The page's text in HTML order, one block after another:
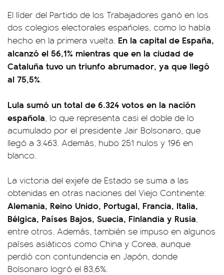
El líder del Partido de los Trabajadores ganó en los
dos colegios electorales españoles, como lo había
hecho en la primera vuelta. En la capital de España,
alcanzó el 56,1% mientras que en la ciudad de
Cataluña tuvo un triunfo abrumador, ya que llegó
al 75,5%.
Lula sumó un total de 6.324 votos en la nación
española, lo que representa casi el doble de lo
acumulado por el presidente Jair Bolsonaro, que
llegó a 3.463. Además, hubo 251 nulos y 196 en
blanco.
La victoria del exjefe de Estado se suma a las
obtenidas en otras naciones del Viejo Continente:
Alemania, Reino Unido, Portugal, Francia, Italia,
Bélgica, Países Bajos, Suecia, Finlandia y Rusia,
entre otros. Además, también se impuso en algunos
países asiáticos como China y Corea, aunque
perdió con contundencia en Japón, donde
Bolsonaro logró el 83,6%.